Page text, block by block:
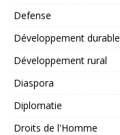
Defense
Développement durable
Développement rural
Diaspora
Diplomatie
Droits de l'Homme